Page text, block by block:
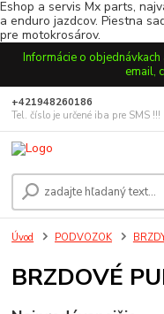
Eshop a servis Mx parts,
a enduro jazdcov. Piestna
pre motokrosárov.
Informácie o
email,
+421948260186
Tel. číslo je určené iba pre SMS !!!
Úvod PODVOZOK
BRZDOVÉ